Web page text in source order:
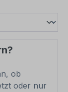
ob
oder nur